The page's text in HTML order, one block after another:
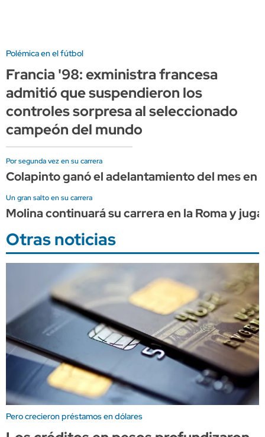
Polémica en el fútbol
Francia '98: exministra francesa
admitió que suspendieron los
controles sorpresa al seleccionado
campeón del mundo
Por segunda vez en su carrera
Colapinto ganó el adelantamiento del mes en
Un gran salto en su carrera
Molina continuará su carrera en la Roma y
Otras noticias
Pero crecieron préstamos en dólares